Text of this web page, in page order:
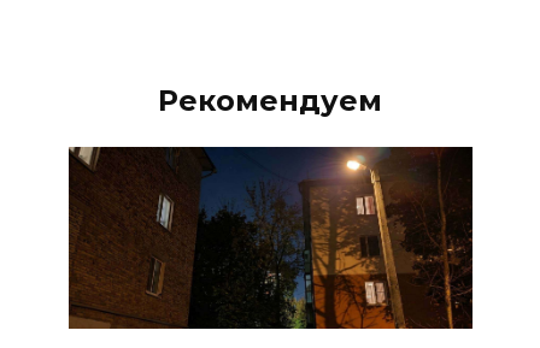
Рекомендуем